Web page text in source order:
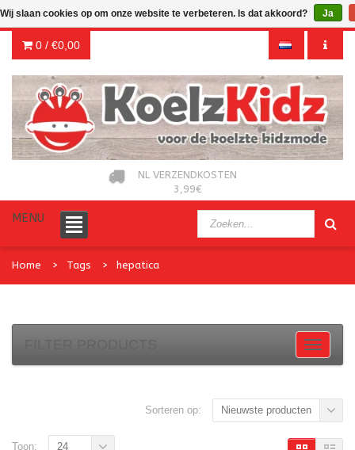
0 / €0,00
NL VERZENDKOSTEN
3,99€
MENU
Home Tags hepatica
Sorteren op: Nieuwste producten
Toon: 24
Wij slaan cookies op om onze website te verbeteren. Is dat akkoord? Ja